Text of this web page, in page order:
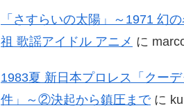
「さすらいの太陽」～1971 幻
祖 歌謡アイドル アニメ に
1983夏 新日本プロレス「クー
件」～②決起から鎮圧までに